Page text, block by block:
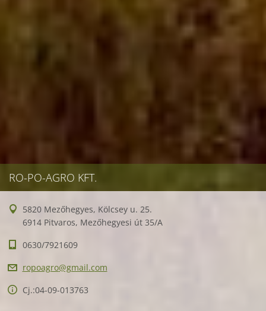
RO-PO-AGRO KFT.
5820 Mezőhegyes, Kölcsey u. 25.
6914 Pitvaros, Mezőhegyesi út 35/A
0630/7921609
ropoagro@gmail.com
Cj.:04-09-013763